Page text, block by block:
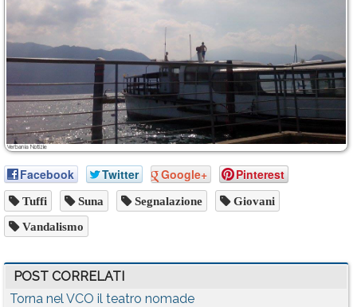
Facebook Twitter Google+ Pinterest
Tuffi Suna Segnalazione Giovani
Vandalismo
POST CORRELATI
Torna nel VCO il teatro nomade